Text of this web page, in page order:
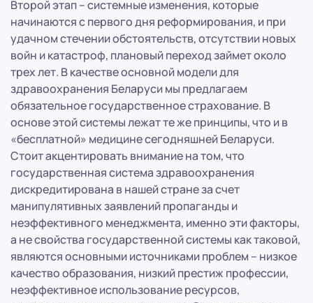
Второй этап – системные изменения, которые
начинаются с первого дня реформирования, и при
удачном стечении обстоятельств, отсутствии новых
войн и катастроф, плановый переход займет около
трех лет. В качестве основной модели для
здравоохранения Беларуси мы предлагаем
обязательное государственное страхование. В
основе этой системы лежат те же принципы, что и в
«бесплатной» медицине сегодняшней Беларуси.
Стоит акцентировать внимание на том, что
государственная система здравоохранения
дискредитирована в нашей стране за счет
манипулятивных заявлений пропаганды и
неэффективного менеджмента, именно эти факторы,
а не свойства государственной системы как таковой,
являются основными источниками проблем – низкое
качество образования, низкий престиж профессии,
неэффективное использование ресурсов,